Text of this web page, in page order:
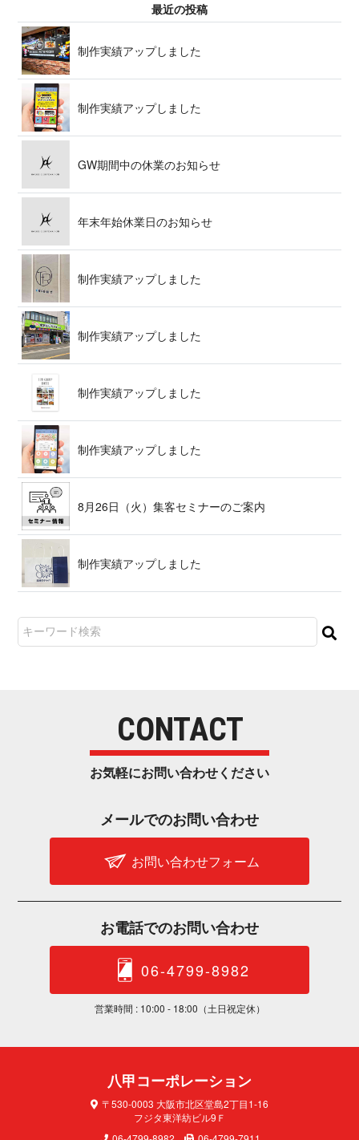
最 近 の 投 稿
制作実績アップ し ま し た
制作実績アップ し ま し た
GW期間中の休業の お 知 ら せ
年末年始休業日の お 知 ら せ
制作実績アップ し ま し た
制作実績アップ し ま し た
制作実績アップ し ま し た
制作実績アップ し ま し た
8月26日（火）集客セミナー の ご 案 内
制作実績アップ し ま し た
CONTACT
お気軽にお問い合わせ く だ さ い
メールでのお問 い 合 わ せ
お問い合わせフォーム
お電話でのお問 い 合 わ せ
06-4799-8982
営業時間 : 10:00 - 18:00（土日 祝 定 休 ）
八甲コーポレ ー シ ョ ン
〒530-0003 大阪市北区堂島2丁目1-16
フジタ東洋紡ビル9Ｆ